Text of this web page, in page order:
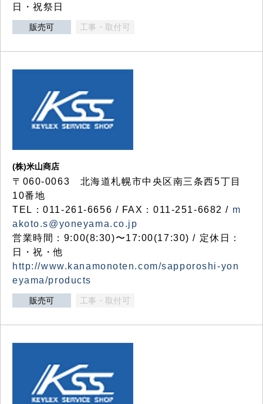
日・祝祭日
販売可 工事・取付可
(株)米山商店
〒060-0063 北海道札幌市中央区南三条西5丁目
10番地
TEL：011-261-6656 / FAX：011-251-6682 / m
akoto.s@yoneyama.co.jp
営業時間：9:00(8:30)〜17:00(17:30) / 定休日：
日・祝・他
http://www.kanamonoten.com/sapporoshi-yon
eyama/products
販売可 工事・取付可